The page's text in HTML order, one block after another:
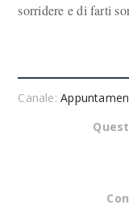
sorridere e di farti
Canale: